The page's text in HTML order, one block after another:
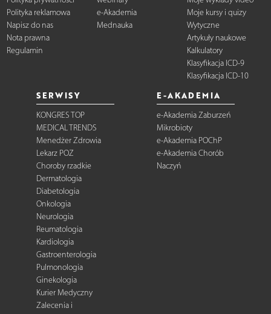
Polityka reklamowa
Napisz do nas
Nota prawna
Regulamin
e-Akademia
Mednauka
Moje kursy i quizy
Wytyczne
Artykuły naukowe
Kalkulatory
Klasyfikacja ICD-9
Klasyfikacja ICD-10
SERWISY
KONGRES TOP
MEDICAL TRENDS
Menedżer Zdrowia
Lekarz POZ
Choroby rzadkie
Dermatologia
Diabetologia
Onkologia
Neurologia
Reumatologia
Kardiologia
Gastroenterologia
Pulmonologia
Ginekologia
Kurier Medyczny
Zalecenia i
E-AKADEMIA
e-Akademia Zaburzeń
Mikrobioty
e-Akademia POChP
e-Akademia Chorób
Naczyń